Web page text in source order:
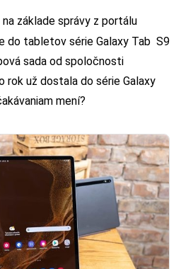
základe správy z portálu
do tabletov série Galaxy Tab S9
sada od spoločnosti
rok už dostala do série Galaxy
mení?